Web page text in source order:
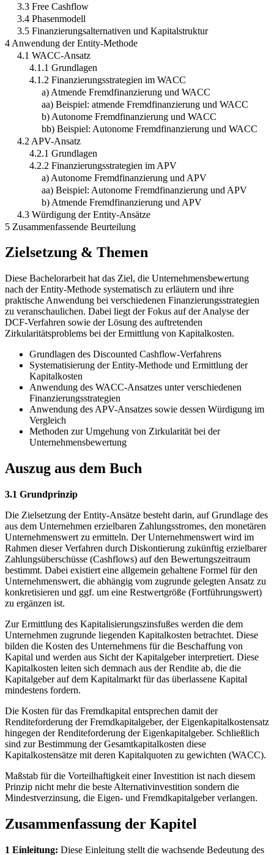
3.3 Free Cashflow
3.4 Phasenmodell
3.5 Finanzierungsalternativen und Kapitalstruktur
4 Anwendung der Entity-Methode
4.1 WACC-Ansatz
4.1.1 Grundlagen
4.1.2 Finanzierungsstrategien im WACC
a) Atmende Fremdfinanzierung und WACC
aa) Beispiel: atmende Fremdfinanzierung und WACC
b) Autonome Fremdfinanzierung und WACC
bb) Beispiel: Autonome Fremdfinanzierung und WACC
4.2 APV-Ansatz
4.2.1 Grundlagen
4.2.2 Finanzierungsstrategien im APV
a) Autonome Fremdfinanzierung und APV
aa) Beispiel: Autonome Fremdfinanzierung und APV
b) Atmende Fremdfinanzierung und APV
4.3 Würdigung der Entity-Ansätze
5 Zusammenfassende Beurteilung
Zielsetzung & Themen
Diese Bachelorarbeit hat das Ziel, die Unternehmensbewertung
nach der Entity-Methode systematisch zu erläutern und ihre
praktische Anwendung bei verschiedenen Finanzierungsstrategien
zu veranschaulichen. Dabei liegt der Fokus auf der Analyse der
DCF-Verfahren sowie der Lösung des auftretenden
Zirkularitätsproblems bei der Ermittlung von Kapitalkosten.
Grundlagen des Discounted Cashflow-Verfahrens
Systematisierung der Entity-Methode und Ermittlung der
Kapitalkosten
Anwendung des WACC-Ansatzes unter verschiedenen
Finanzierungsstrategien
Anwendung des APV-Ansatzes sowie dessen Würdigung im
Vergleich
Methoden zur Umgehung von Zirkularität bei der
Unternehmensbewertung
Auszug aus dem Buch
3.1 Grundprinzip
Die Zielsetzung der Entity-Ansätze besteht darin, auf Grundlage des
aus dem Unternehmen erzielbaren Zahlungsstromes, den monetären
Unternehmenswert zu ermitteln. Der Unternehmenswert wird im
Rahmen dieser Verfahren durch Diskontierung zukünftig erzielbarer
Zahlungsüberschüsse (Cashflows) auf den Bewertungszeitraum
bestimmt. Dabei existiert eine allgemein gehaltene Formel für den
Unternehmenswert, die abhängig vom zugrunde gelegten Ansatz zu
konkretisieren und ggf. um eine Restwertgröße (Fortführungswert)
zu ergänzen ist.
Zur Ermittlung des Kapitalisierungszinsfußes werden die dem
Unternehmen zugrunde liegenden Kapitalkosten betrachtet. Diese
bilden die Kosten des Unternehmens für die Beschaffung von
Kapital und werden aus Sicht der Kapitalgeber interpretiert. Diese
Kapitalkosten leiten sich demnach aus der Rendite ab, die die
Kapitalgeber auf dem Kapitalmarkt für das überlassene Kapital
mindestens fordern.
Die Kosten für das Fremdkapital entsprechen damit der
Renditeforderung der Fremdkapitalgeber, der Eigenkapitalkostensatz
hingegen der Renditeforderung der Eigenkapitalgeber. Schließlich
sind zur Bestimmung der Gesamtkapitalkosten diese
Kapitalkostensätze mit deren Kapitalquoten zu gewichten (WACC).
Maßstab für die Vorteilhaftigkeit einer Investition ist nach diesem
Prinzip nicht mehr die beste Alternativinvestition sondern die
Mindestverzinsung, die Eigen- und Fremdkapitalgeber verlangen.
Zusammenfassung der Kapitel
1 Einleitung: Diese Einleitung stellt die wachsende Bedeutung des